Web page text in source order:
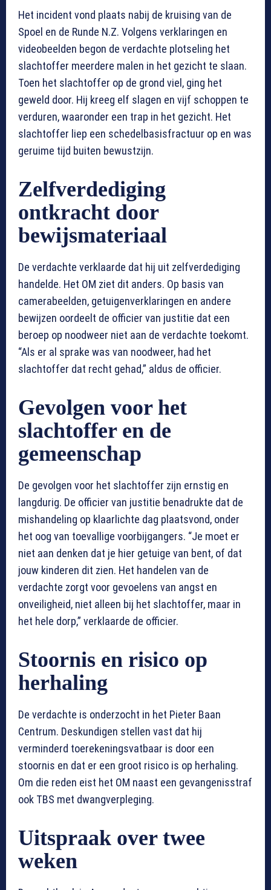
Het incident vond plaats nabij de kruising van de
Spoel en de Runde N.Z. Volgens verklaringen en
videobeelden begon de verdachte plotseling het
slachtoffer meerdere malen in het gezicht te slaan.
Toen het slachtoffer op de grond viel, ging het
geweld door. Hij kreeg elf slagen en vijf schoppen te
verduren, waaronder een trap in het gezicht. Het
slachtoffer liep een schedelbasisfractuur op en was
geruime tijd buiten bewustzijn.
Zelfverdediging
ontkracht door
bewijsmateriaal
De verdachte verklaarde dat hij uit zelfverdediging
handelde. Het OM ziet dit anders. Op basis van
camerabeelden, getuigenverklaringen en andere
bewijzen oordeelt de officier van justitie dat een
beroep op noodweer niet aan de verdachte toekomt.
“Als er al sprake was van noodweer, had het
slachtoffer dat recht gehad,” aldus de officier.
Gevolgen voor het
slachtoffer en de
gemeenschap
De gevolgen voor het slachtoffer zijn ernstig en
langdurig. De officier van justitie benadrukte dat de
mishandeling op klaarlichte dag plaatsvond, onder
het oog van toevallige voorbijgangers. “Je moet er
niet aan denken dat je hier getuige van bent, of dat
jouw kinderen dit zien. Het handelen van de
verdachte zorgt voor gevoelens van angst en
onveiligheid, niet alleen bij het slachtoffer, maar in
het hele dorp,” verklaarde de officier.
Stoornis en risico op
herhaling
De verdachte is onderzocht in het Pieter Baan
Centrum. Deskundigen stellen vast dat hij
verminderd toerekeningsvatbaar is door een
stoornis en dat er een groot risico is op herhaling.
Om die reden eist het OM naast een gevangenisstraf
ook TBS met dwangverpleging.
Uitspraak over twee
weken